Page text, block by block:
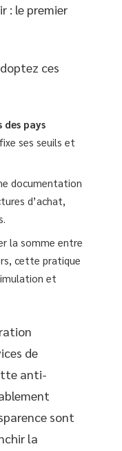
: le premier
ces
des pays
ses seuils et
documentation
d’achat,
la somme entre
cette pratique
et
de
anti-
sont
la